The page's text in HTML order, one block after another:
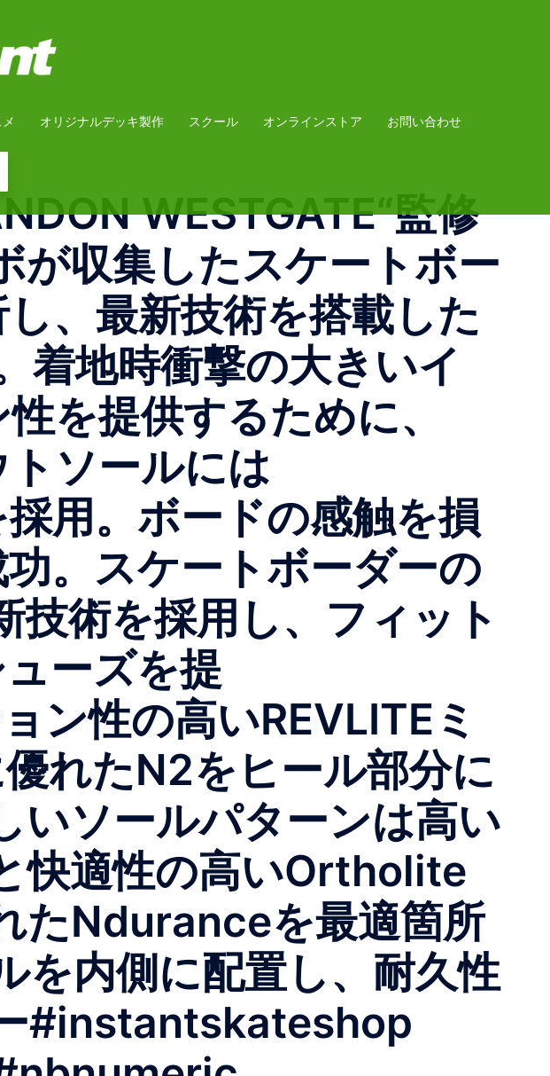
オリジナルデッキ製作 スクール オンラインストア お問い合わせ
WESTGATE“監修
が収集したスケートボー
、最新技術を搭載した
着地時衝撃の大きいイ
を提供するために、
ソールには
用。 ボードの感触を損
。スケートボーダーの
術を採用し、フィット
ーズを提
ン性の高いREVLITEミ
れたN2をヒール部分に
いソールパターンは高い
快適性の高いOrtholite
たNduranceを最適箇所
を内側に配置し、耐久性
#instantskateshop